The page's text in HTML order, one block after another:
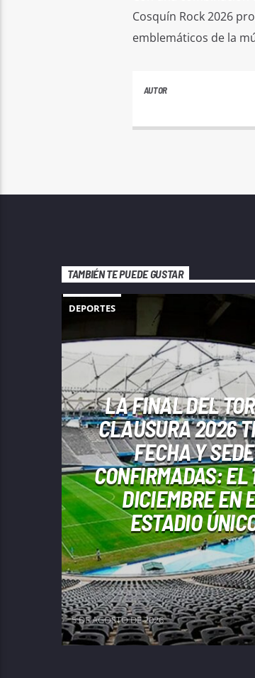
Cosquín Rock 2026
emblemáticos de la
AUTOR
TAMBIÉN TE PUEDE GUSTAR
DEPORTES
LA FINAL DEL
CLAUSURA 2026
FECHA Y SEDE
CONFIRMADAS: EL
DICIEMBRE EN
ESTADIO
5 DE AGOSTO DE 2026